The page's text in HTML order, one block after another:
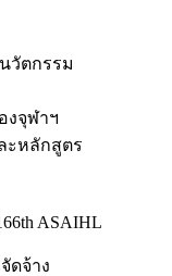
วัตกรรม
งจุฬาฯ
ะหลักสูตร
ASAIHL
ดจ้าง